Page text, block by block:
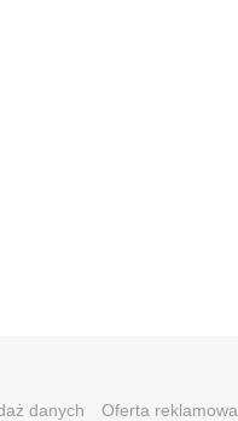
danych Oferta reklamowa